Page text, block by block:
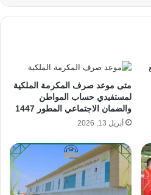
متى موعد صرف المكرمة الملكية
لمستفيدي حساب المواطن
والضمان الاجتماعي المطور 1447
أبريل 13, 2026